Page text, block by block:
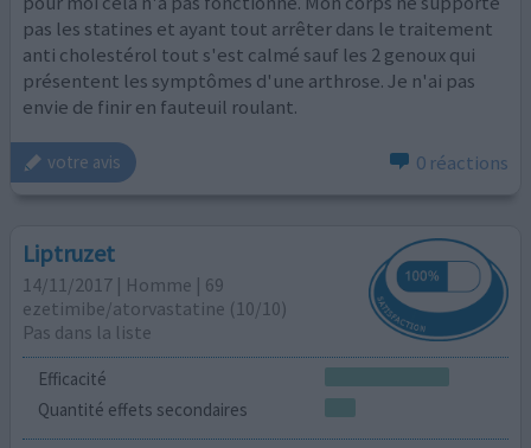
pas les statines et ayant tout arrêter dans le traitement
anti cholestérol tout s'est calmé sauf les 2 genoux qui
présentent les symptômes d'une arthrose. Je n'ai pas
envie de finir en fauteuil roulant.
votre avis 0 réactions
Liptruzet
14/11/2017 | Homme | 69
ezetimibe/atorvastatine (10/10)
Pas dans la liste
Efficacité
Quantité effets secondaires